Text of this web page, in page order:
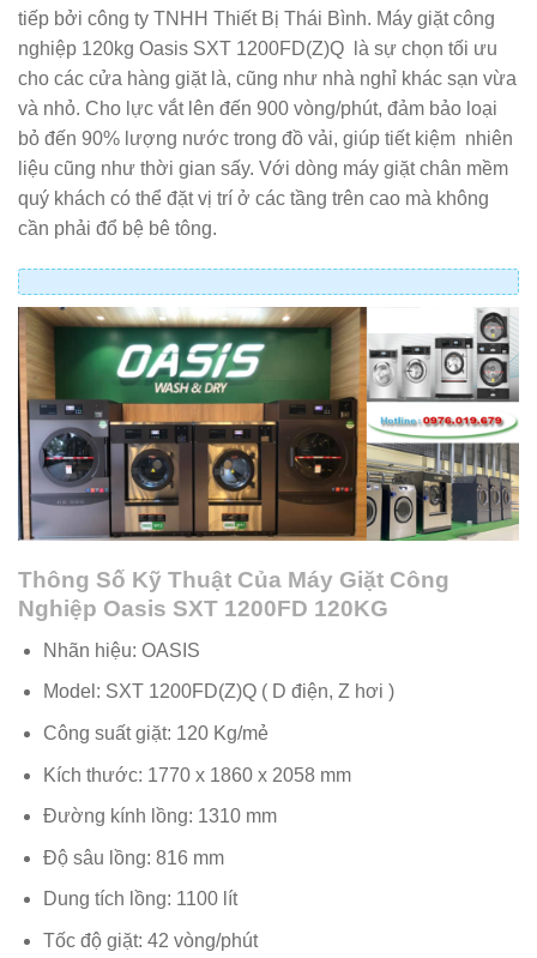
tiếp bởi công ty TNHH Thiết Bị Thái Bình. Máy giặt công
nghiệp 120kg Oasis SXT 1200FD(Z)Q là sự chọn tối ưu
cho các cửa hàng giặt là, cũng như nhà nghỉ khác sạn vừa
và nhỏ. Cho lực vắt lên đến 900 vòng/phút, đảm bảo loại
bỏ đến 90% lượng nước trong đồ vải, giúp tiết kiệm nhiên
liệu cũng như thời gian sấy. Với dòng máy giặt chân mềm
quý khách có thể đặt vị trí ở các tầng trên cao mà không
cần phải đổ bệ bê tông.
Thông Số Kỹ Thuật Của Máy Giặt Công
Nghiệp Oasis SXT 1200FD 120KG
Nhãn hiệu: OASIS
Model: SXT 1200FD(Z)Q ( D điện, Z hơi )
Công suất giặt: 120 Kg/mẻ
Kích thước: 1770 x 1860 x 2058 mm
Đường kính lồng: 1310 mm
Độ sâu lồng: 816 mm
Dung tích lồng: 1100 lít
Tốc độ giặt: 42 vòng/phút